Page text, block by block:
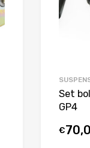
Set
GP4
€